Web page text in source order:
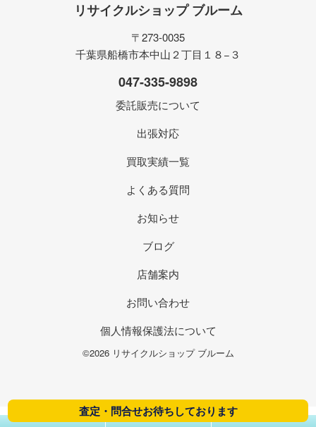
リサイクルショップ ブルーム
〒273-0035
千葉県船橋市本中山２丁目１８−３
047-335-9898
委託販売について
出張対応
買取実績一覧
よくある質問
お知らせ
ブログ
店舗案内
お問い合わせ
個人情報保護法について
©2026 リサイクルショップ ブルーム
査定・問合せお待ちしております